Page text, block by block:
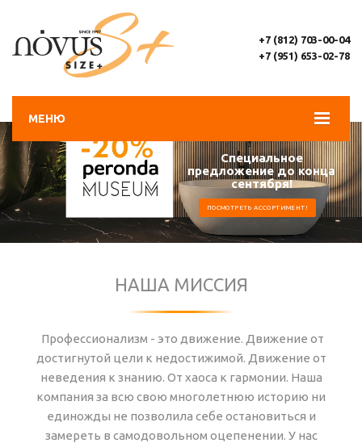
МЕНЮ
+7 (812) 703-00-04
+7 (951) 653-02-78
Специальное
предложение до конца
сентября!
ПОСМОТРЕТЬ АССОРТИМЕНТ!
НАША МИССИЯ
Профессионализм - это движение. Движение от
достигнутой цели к недостижимой. Движение от
неведения к знанию. От хаоса к гармонии. Наша
компания за всю свою многолетнюю историю ни
единожды не позволила себе остановиться и
замереть в самодовольном оцепенении. У нас